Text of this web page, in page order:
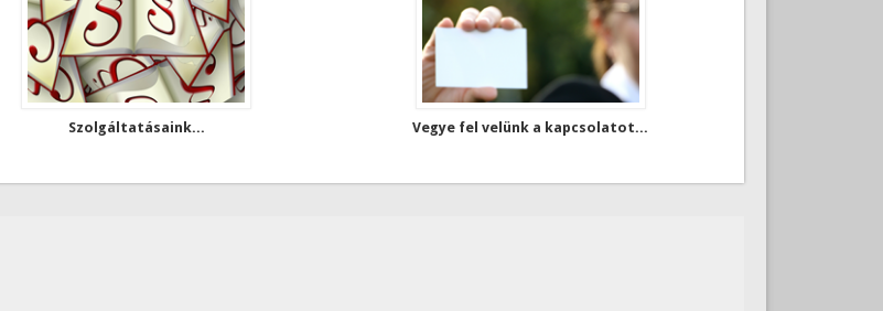
Szolgáltatásaink... Vegye fel velünk a kapcsolatot...